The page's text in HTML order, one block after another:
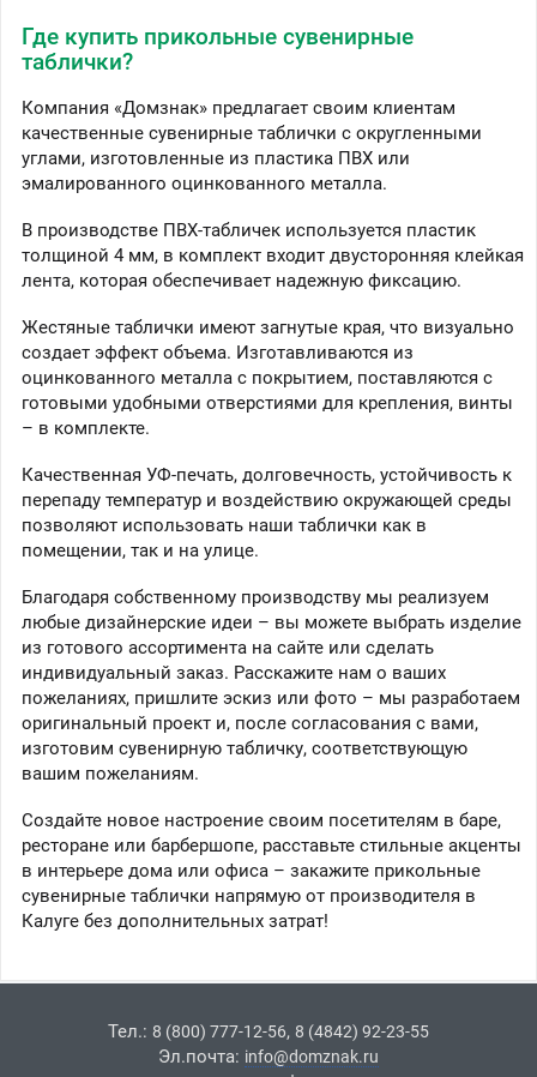
Где купить прикольные сувенирные
таблички?
Компания «Домзнак» предлагает своим клиентам
качественные сувенирные таблички с округленными
углами, изготовленные из пластика ПВХ или
эмалированного оцинкованного металла.
В производстве ПВХ-табличек используется пластик
толщиной 4 мм, в комплект входит двусторонняя клейкая
лента, которая обеспечивает надежную фиксацию.
Жестяные таблички имеют загнутые края, что визуально
создает эффект объема. Изготавливаются из
оцинкованного металла с покрытием, поставляются с
готовыми удобными отверстиями для крепления, винты
– в комплекте.
Качественная УФ-печать, долговечность, устойчивость к
перепаду температур и воздействию окружающей среды
позволяют использовать наши таблички как в
помещении, так и на улице.
Благодаря собственному производству мы реализуем
любые дизайнерские идеи – вы можете выбрать изделие
из готового ассортимента на сайте или сделать
индивидуальный заказ. Расскажите нам о ваших
пожеланиях, пришлите эскиз или фото – мы разработаем
оригинальный проект и, после согласования с вами,
изготовим сувенирную табличку, соответствующую
вашим пожеланиям.
Создайте новое настроение своим посетителям в баре,
ресторане или барбершопе, расставьте стильные акценты
в интерьере дома или офиса – закажите прикольные
сувенирные таблички напрямую от производителя в
Калуге без дополнительных затрат!
Тел.: 8 (800) 777-12-56, 8 (4842) 92-23-55
Эл.почта: info@domznak.ru